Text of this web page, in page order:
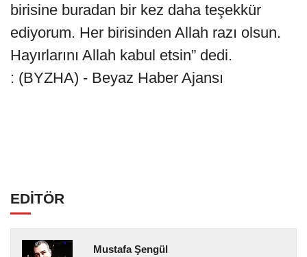
birisine buradan bir kez daha teşekkür
ediyorum. Her birisinden Allah razı olsun.
Hayırlarını Allah kabul etsin” dedi.
: (BYZHA) - Beyaz Haber Ajansı
EDİTÖR
Mustafa Şengül